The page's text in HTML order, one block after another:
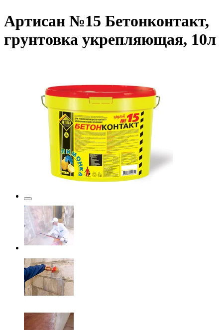
Артисан №15 Бетонконтакт,
грунтовка укрепляющая, 10л